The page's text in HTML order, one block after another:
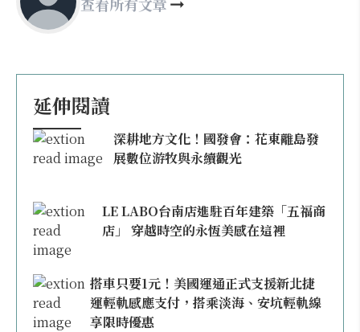
延伸閱讀
深耕地方文化！國發會：花東離島發
展數位游牧與永續觀光
LE LABO台南店進駐百年建築「五福商
店」 穿越時空的永恆美感在這裡
搭車只要1元！美國運通正式支援新北捷
運輕軌感應支付，搭乘淡海、安坑輕軌線
享限時優惠